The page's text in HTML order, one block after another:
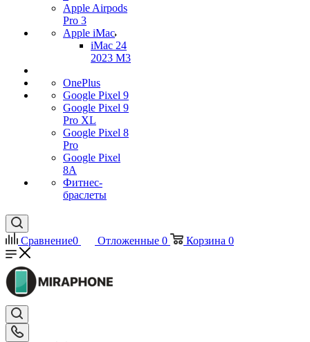
Apple Airpods
Pro 3
Apple iMac
iMac 24
2023 M3
OnePlus
Google Pixel 9
Google Pixel 9
Pro XL
Google Pixel 8
Pro
Google Pixel
8A
Фитнес-
браслеты
Сравнение0 Отложенные 0 Корзина 0